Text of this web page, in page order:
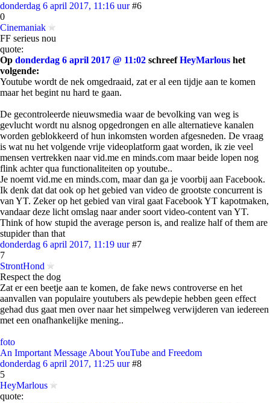
donderdag 6 april 2017, 11:16 uur #6
0
Cinemaniak
FF serieus nou
quote:
Op donderdag 6 april 2017 @ 11:02 schreefHeyMarlous het
volgende:
Youtube wordt de nek omgedraaid, zat er al een tijdje aan te komen
maar het begint nu hard te gaan.
De gecontroleerde nieuwsmedia waar de bevolking van weg is
gevlucht wordt nu alsnog opgedrongen en alle alternatieve kanalen
worden geblokkeerd of hun inkomsten worden afgesneden. De vraag
is wat nu het volgende vrije videoplatform gaat worden, ik zie veel
mensen vertrekken naar vid.me en minds.com maar beide lopen nog
flink achter qua functionaliteiten op youtube..
Je noemt vid.me en minds.com, maar dan ga je voorbij aan Facebook.
Ik denk dat dat ook op het gebied van video de grootste concurrent is
van YT. Zeker op het gebied van viral gaat Facebook YT kapotmaken,
vandaar deze licht omslag naar ander soort video-content van YT.
Think of how stupid the average person is, and realize half of them are
stupider than that
donderdag 6 april 2017, 11:19 uur #7
7
StrontHond
Respect the dog
Zat er een beetje aan te komen, de fake news controverse en het
aanvallen van populaire youtubers als pewdepie hebben geen effect
gehad dus gaat men over naar het simpelweg verwijderen van iedereen
met een onafhankelijke mening..
foto
An Important Message About YouTube and Freedom
donderdag 6 april 2017, 11:25 uur #8
5
HeyMarlous
quote: